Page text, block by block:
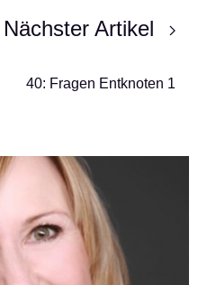
Nächster Artikel
40: Fragen Entknoten 1